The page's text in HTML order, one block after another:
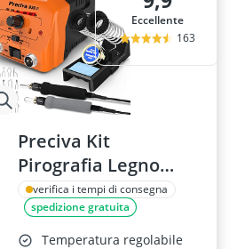
Eccellente
163
Preciva Kit
Pirografia Legno
40W 250-750℃
verifica i tempi di consegna
spedizione gratuita
Temperatura regolabile